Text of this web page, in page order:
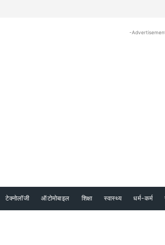
-
टेक्नोलॉजी ऑटोमोबाइल शिक्षा स्वास्थ्य धर्म-कर्म